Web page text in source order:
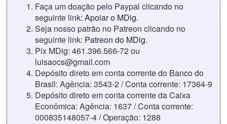
Faça um doação pelo Paypal clicando no
seguinte link: Apoiar o MDig.
Seja nosso patrão no Patreon clicando no
seguinte link: Patreon do MDig.
Pix MDig: 461.396.566-72 ou
luisaocs@gmail.com
Depósito direto em conta corrente do Banco do
Brasil: Agência: 3543-2 / Conta corrente: 17364-9
Depósito direto em conta corrente da Caixa
Econômica: Agência: 1637 / Conta corrente:
000835148057-4 / Operação: 1288